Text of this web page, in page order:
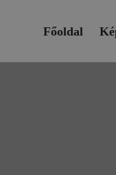
Főoldal